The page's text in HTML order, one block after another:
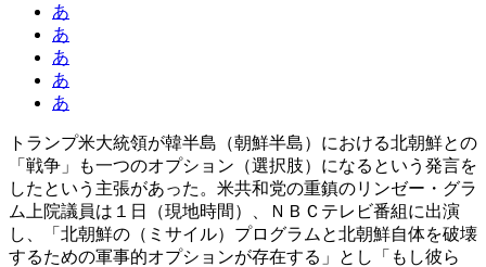
あ
あ
あ
あ
あ
トランプ米大統領が韓半島（朝鮮半島）における北朝鮮との
「戦争」も一つのオプション（選択肢）になるという発言を
したという主張があった。米共和党の重鎮のリンゼー・グラ
ム上院議員は１日（現地時間）、ＮＢＣテレビ番組に出演
し、「北朝鮮の（ミサイル）プログラムと北朝鮮自体を破壊
するための軍事的オプションが存在する」とし「もし彼ら